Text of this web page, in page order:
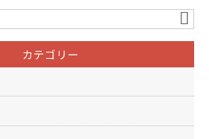
カテゴリー